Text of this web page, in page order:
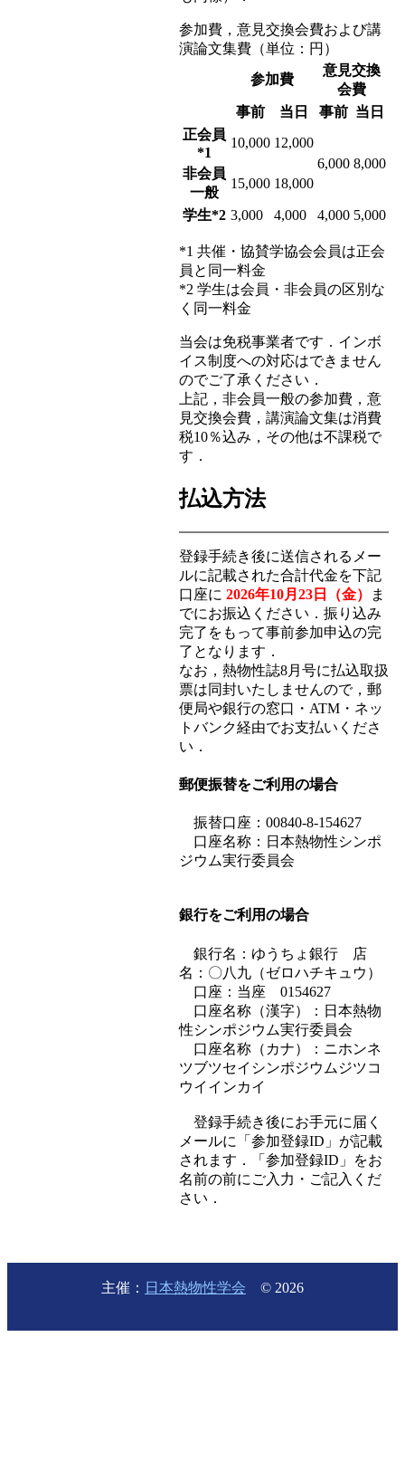
参加費，意見交換会費および講
演論文集費（単位：円）
参加費
意見交換
会費
事前
当日 事前 当日
正会員
*1
10,000 12,000
6,000 8,000
非会員
一般
15,000 18,000
学生*2 3,000 4,000 4,000 5,000
*1 共催・協賛学協会会員は正会
員と同一料金
*2 学生は会員・非会員の区別な
く同一料金
当会は免税事業者です．インボ
イス制度への対応はできません
のでご了承ください．
上記，非会員一般の参加費，意
見交換会費，講演論文集は消費
税10％込み，その他は不課税で
す．
払込方法
登録手続き後に送信されるメー
ルに記載された合計代金を下記
口座に 2026年10月23日（金）
ま
でにお振込ください．振り込み
完了をもって事前参加申込の完
了となります．
なお，熱物性誌8月号に払込取扱
票は同封いたしませんので，郵
便局や銀行の窓口・ATM・ネッ
トバンク経由でお支払いくださ
い．
郵便振替をご利用の場合
振替口座：00840-8-154627
口座名称：日本熱物性シンポ
ジウム実行委員会
銀行をご利用の場合
銀行名：ゆうちょ銀行 店
名：〇八九（ゼロハチキュウ）
口座：当座 0154627
口座名称（漢字）：日本熱物
性シンポジウム実行委員会
口座名称（カナ）：ニホンネ
ツブツセイシンポジウムジツコ
ウイインカイ
登録手続き後にお手元に届く
メールに「参加登録ID」が記載
されます．「参加登録ID」をお
名前の前にご入力・ご記入くだ
さい．
主催： 日本熱物性学会 © 2026